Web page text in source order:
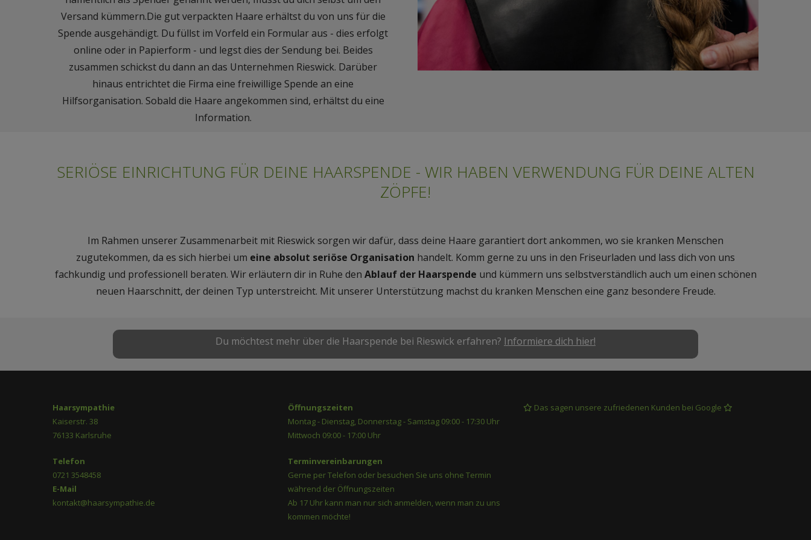
Versand kümmern.Die gut verpackten Haare erhältst du von uns für die
Spende ausgehändigt. Du füllst im Vorfeld ein Formular aus - dies erfolgt
online oder in Papierform - und legst dies der Sendung bei. Beides
zusammen schickst du dann an das Unternehmen Rieswick. Darüber
hinaus entrichtet die Firma eine freiwillige Spende an eine
Hilfsorganisation. Sobald die Haare angekommen sind, erhältst du eine
Information.
SERIÖSE EINRICHTUNG FÜR DEINE HAARSPENDE - WIR HABEN VERWENDUNG FÜR DEINE ALTEN
ZÖPFE!
Im Rahmen unserer Zusammenarbeit mit Rieswick sorgen wir dafür, dass deine Haare garantiert dort ankommen, wo sie kranken Menschen
zugutekommen, da es sich hierbei um eine absolut seriöse Organisation handelt. Komm gerne zu uns in den Friseurladen und lass dich von uns
fachkundig und professionell beraten. Wir erläutern dir in Ruhe den Ablauf der Haarspende und kümmern uns selbstverständlich auch um einen schönen
neuen Haarschnitt, der deinen Typ unterstreicht. Mit unserer Unterstützung machst du kranken Menschen eine ganz besondere Freude.
Du möchtest mehr über die Haarspende bei Rieswick erfahren? Informiere dich hier!
Haarsympathie
Kaiserstr. 38
76133 Karlsruhe
Telefon
0721 3548458
E-Mail
kontakt@haarsympathie.de
Öffnungszeiten
Montag - Dienstag, Donnerstag - Samstag 09:00 - 17:30 Uhr
Mittwoch 09:00 - 17:00 Uhr
Terminvereinbarungen
Gerne per Telefon oder besuchen Sie uns ohne Termin
während der Öffnungszeiten
Ab 17 Uhr kann man nur sich anmelden, wenn man zu uns
kommen möchte!
Das sagen unsere zufriedenen Kunden bei Google